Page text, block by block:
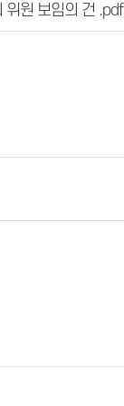
위원 보임의 건 .pdf